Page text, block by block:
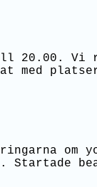
20.00. Vi
med
om
Startade